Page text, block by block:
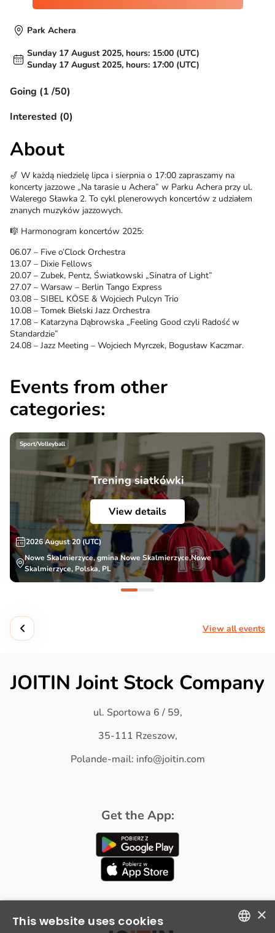
Park Achera
Sunday 17 August 2025, hours: 15:00 (UTC)
Sunday 17 August 2025, hours: 17:00 (UTC)
Going (1 /50)
Interested (0)
About
🎷 W każdą niedzielę lipca i sierpnia o 17:00 zapraszamy na
koncerty jazzowe „Na tarasie u Achera” w Parku Achera przy ul.
Walerego Sławka 2. To cykl plenerowych koncertów z udziałem
znanych muzyków jazzowych.
🎼 Harmonogram koncertów 2025:
06.07 – Five o’Clock Orchestra
13.07 – Dixie Fellows
20.07 – Zubek, Pentz, Światkowski „Sinatra of Light”
27.07 – Warsaw – Berlin Tango Express
03.08 – SIBEL KÖSE & Wojciech Pulcyn Trio
10.08 – Tomek Bielski Jazz Orchestra
17.08 – Katarzyna Dąbrowska „Feeling Good czyli Radość w
Standardzie”
24.08 – Jazz Meeting – Wojciech Myrczek, Bogusław Kaczmar.
Events from other
categories:
Sport/Volleyball
Trening siatkówki
View details
2026 August 20 (UTC)
Nowe Skalmierzyce, gmina Nowe Skalmierzyce,Nowe
Skalmierzyce, Polska, PL
View all events
JOITIN Joint Stock Company
ul. Sportowa 6 / 59,
35-111 Rzeszow,
Polande-mail: info@joitin.com
Get the App:
×
This website uses cookies